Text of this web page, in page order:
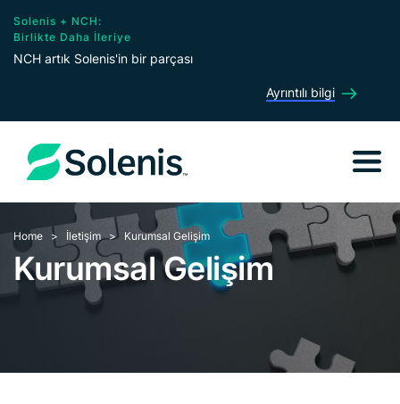
Solenis + NCH:
Birlikte Daha İleriye
NCH artık Solenis'in bir parçası
Ayrıntılı bilgi
Home İletişim Kurumsal Gelişim
Kurumsal Gelişim